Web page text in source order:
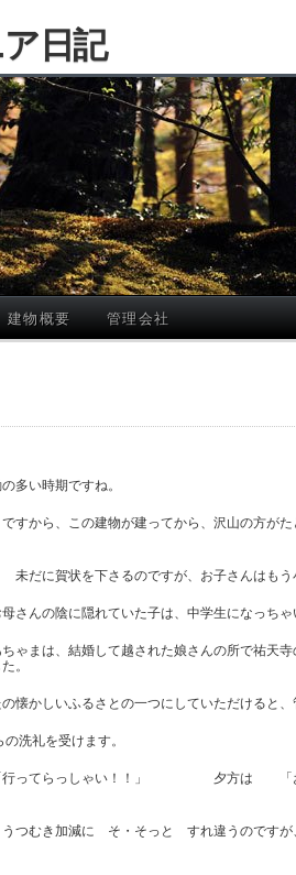
日記
建物概要 管理会社
い時期ですね。
から、この建物が建ってから、沢山の方が
だに賀状を下さるのですが、お子さんはもう
んの陰に隠れていた子は、中学生になっちゃ
ゃまは、結婚して越された娘さんの所で祐天
。
かしいふるさとの一つにしていただけると、
洗礼を受けます。
行ってらっしゃい！！」 夕方は 「
むき加減に そ・そっと すれ違うのですが